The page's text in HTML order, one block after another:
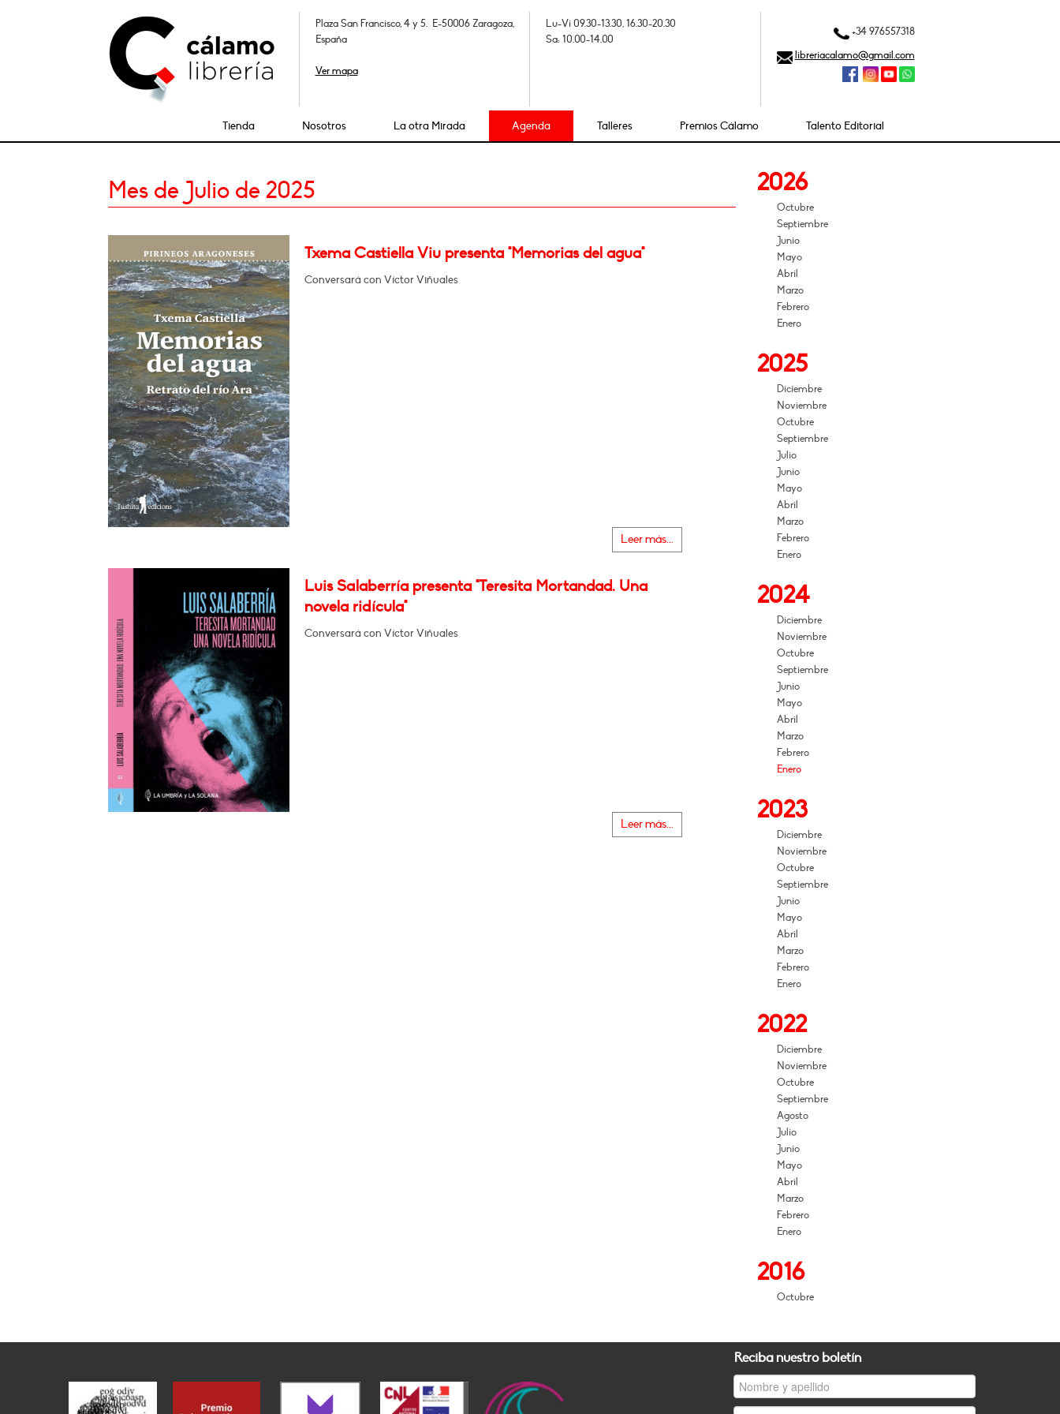
Plaza San Francisco, 4 y 5. E-50006 Zaragoza,
España
Ver mapa
Lu-Vi 09.30-13.30, 16.30-20.30
Sa: 10.00-14.00
+34 976557318
libreriacalamo@gmail.com
Tienda Nosotros La otra Mirada Agenda Talleres Premios Cálamo Talento Editorial
Mes de Julio de 2025
Txema Castiella Viu presenta "Memorias del agua"
Conversará con Víctor Viñuales
Leer más...
Luis Salaberría presenta "Teresita Mortandad. Una
novela ridícula"
Conversará con Víctor Viñuales
Leer más...
2026
Octubre
Septiembre
Junio
Mayo
Abril
Marzo
Febrero
Enero
2025
Diciembre
Noviembre
Octubre
Septiembre
Julio
Junio
Mayo
Abril
Marzo
Febrero
Enero
2024
Diciembre
Noviembre
Octubre
Septiembre
Junio
Mayo
Abril
Marzo
Febrero
Enero
2023
Diciembre
Noviembre
Octubre
Septiembre
Junio
Mayo
Abril
Marzo
Febrero
Enero
2022
Diciembre
Noviembre
Octubre
Septiembre
Agosto
Julio
Junio
Mayo
Abril
Marzo
Febrero
Enero
2016
Octubre
Reciba nuestro boletín